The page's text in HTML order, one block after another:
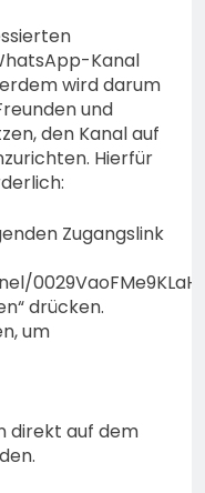
Kanal
wird darum
und
den Kanal auf
Hierfür
Zugangslink
drücken.
um
direkt auf dem